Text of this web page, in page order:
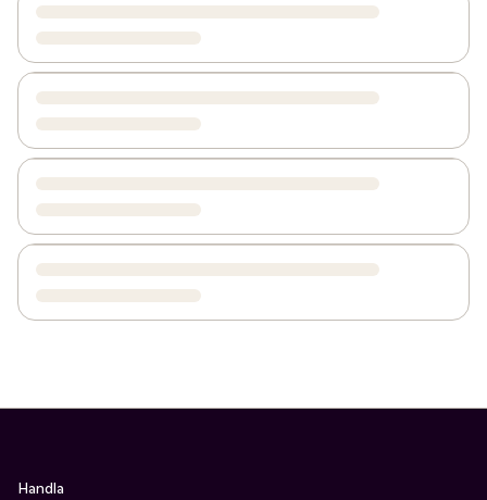
Handla